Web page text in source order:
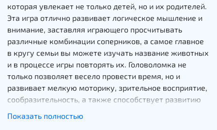
которая увлекает не только детей, но и их родителей.
Эта игра отлично развивает логическое мышление и
внимание, заставляя играющего просчитывать
различные комбинации соперников, а самое главное
в кругу семьи вы можете изучать название животных
и в процессе игры повторять их. Головоломка не
только позволяет весело провести время, но и
развивает мелкую моторику, зрительное восприятие,
сообразительность, а также способствует развитию
Показать полностью